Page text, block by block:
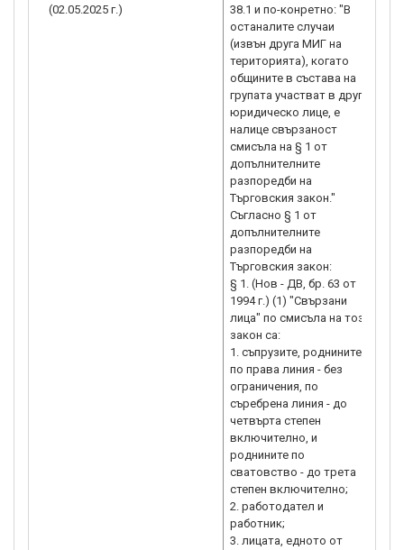
(02.05.2025 г.)
38.1 и по-конретно: "В
останалите случаи
(извън друга МИГ на
територията), когато
общините в състава на
групата участват в друго
юридическо лице, е
налице свързаност
смисъла на § 1 от
допълнителните
разпоредби на
Търговския закон."
Съгласно § 1 от
допълнителните
разпоредби на
Търговския закон:
§ 1. (Нов - ДВ, бр. 63 от
1994 г.) (1) "Свързани
лица" по смисъла на този
закон са:
1. съпрузите, роднините
по права линия - без
ограничения, по
съребрена линия - до
четвърта степен
включително, и
роднините по
сватовство - до трета
степен включително;
2. работодател и
работник;
3. лицата, едното от